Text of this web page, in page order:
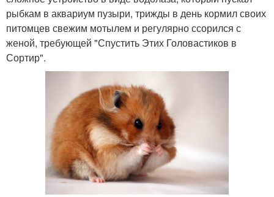
рыбкам в аквариум пузыри, трижды в день кормил своих
питомцев свежим мотылем и регулярно ссорился с
женой, требующей "Спустить Этих Головастиков в
Сортир".